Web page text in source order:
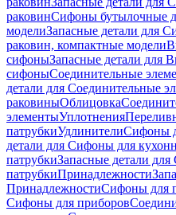
раковинСифоны бутылочные
моделиЗапасные детали для
раковин, компактные модели
сифоныЗапасные детали для
сифоныСоединительные
детали для Соединительные
раковиныОблицовка
элементыУплотнения
патрубкиУдлинителиСифоны
детали для Сифоны для
патрубкиЗапасные детали
патрубкиПринадлежности
ПринадлежностиСифоны для
Сифоны для приборов